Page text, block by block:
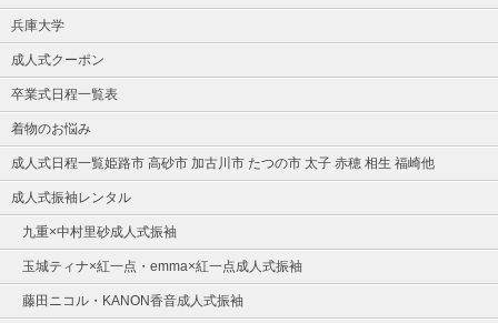
兵庫大学
成人式クーポン
卒業式日程一覧表
着物のお悩み
成人式日程一覧姫路市 高砂市 加古川市 たつの市 太子 赤穂 相生 福崎他
成人式振袖レンタル
九重×中村里砂成人式振袖
玉城ティナ×紅一点・emma×紅一点成人式振袖
藤田ニコル・KANON香音成人式振袖